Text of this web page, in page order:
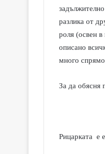
разлика от
роля (освен
описано
много
За да обясня
Рицарката е